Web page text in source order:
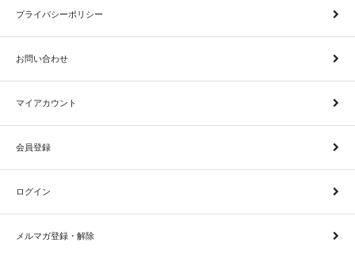
プライバシーポリシー
お問い合わせ
マイアカウント
会員登録
ログイン
メルマガ登録・解除